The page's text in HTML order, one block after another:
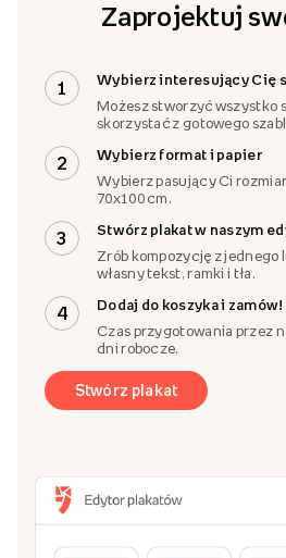
Zaprojektuj
1
Wybierz interesujący Cię
Możesz stworzyć wszystko
skorzystać z gotowego
2
Wybierz format i papier
Wybierz pasujący Ci
70x100 cm.
3
Stwórz plakat w naszym
Zrób kompozycję z jednego
własny tekst, ramki i tła.
4
Dodaj do koszyka i zamów!
Czas przygotowania przez
dni robocze.
Stwórz plakat